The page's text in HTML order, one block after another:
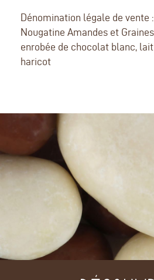
Dénomination légale de vente :
Nougatine Amandes et
enrobée de chocolat blanc,
haricot